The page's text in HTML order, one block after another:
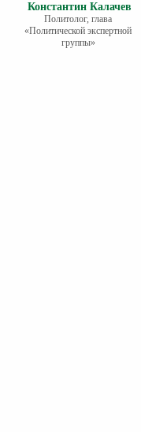
Константин Калачев
Политолог, глава
«Политической экспертной
группы»